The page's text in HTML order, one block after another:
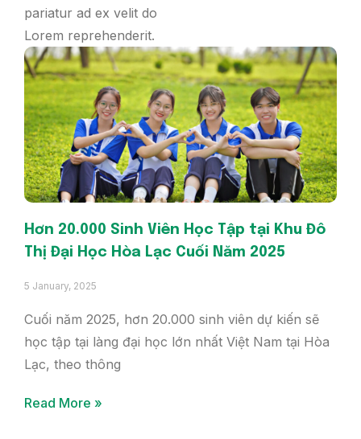
pariatur ad ex velit do
Lorem reprehenderit.
Hơn 20.000 Sinh Viên Học Tập tại Khu Đô
Thị Đại Học Hòa Lạc Cuối Năm 2025
5 January, 2025
Cuối năm 2025, hơn 20.000 sinh viên dự kiến sẽ
học tập tại làng đại học lớn nhất Việt Nam tại Hòa
Lạc, theo thông
Read More »